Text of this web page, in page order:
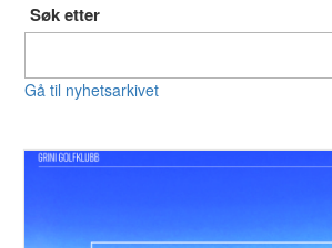
Søk etter
Gå til nyhetsarkivet